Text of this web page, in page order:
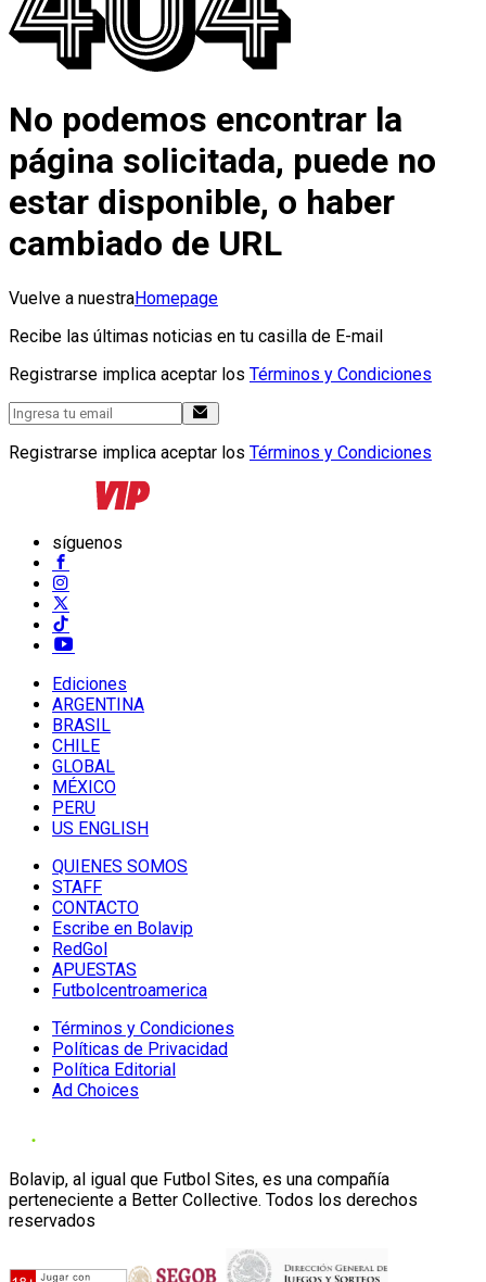
No podemos encontrar la
página solicitada, puede no
estar disponible, o haber
cambiado de URL
Vuelve a nuestraHomepage
Recibe las últimas noticias en tu casilla de E-mail
Registrarse implica aceptar los Términos y Condiciones
Registrarse implica aceptar los Términos y Condiciones
síguenos
Ediciones
ARGENTINA
BRASIL
CHILE
GLOBAL
MÉXICO
PERU
US ENGLISH
QUIENES SOMOS
STAFF
CONTACTO
Escribe en Bolavip
RedGol
APUESTAS
Futbolcentroamerica
Términos y Condiciones
Políticas de Privacidad
Política Editorial
Ad Choices
Bolavip, al igual que Futbol Sites, es una compañía
perteneciente a Better Collective. Todos los derechos
reservados